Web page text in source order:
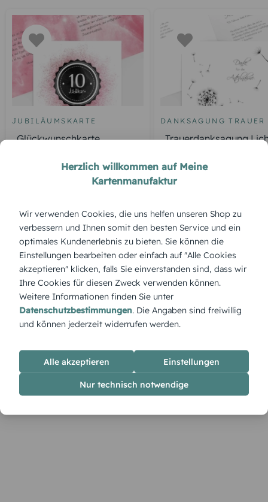
JUBILÄUMSKARTE
Glückwunschkarte
DANKSAGUNG TRAUER
Trauerdanksagung
ÜBERBLICK:
Produktbeschreibung
Die Karte „Blumige Konfirmation“ eignet sich auch perfekt
für eine Kommunionseinladung. Ihre frischen Blütenmotive
und klaren Linien kannst du im Designer mit deinen
Herzlich willkommen auf Meine
Kartenmanufaktur
Wir verwenden Cookies, die uns helfen unseren Shop zu
verbessern und Ihnen somit den besten Service und ein
optimales Kundenerlebnis zu bieten. Sie können die
Einstellungen bearbeiten oder einfach auf "Alle Cookies
akzeptieren" klicken, falls Sie einverstanden sind, dass wir
Ihre Cookies für diesen Zweck verwenden können.
Weitere Informationen finden Sie unter
Datenschutzbestimmungen. Die Angaben sind freiwillig
und können jederzeit widerrufen werden.
Alle akzeptieren Einstellungen
Nur technisch notwendige